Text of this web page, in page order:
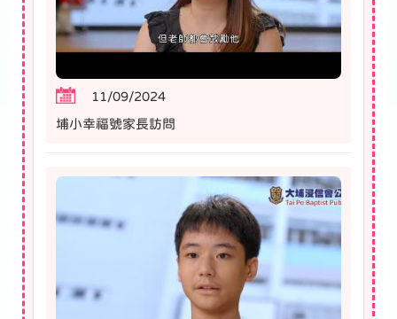
11/09/2024
埔小幸福號家長訪問